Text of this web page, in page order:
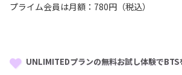
プライム会員は月額：780円（税込）
UNLIMITEDプランの無料お試し体験でBTS